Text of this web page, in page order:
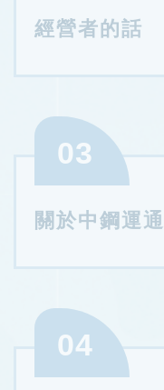
經營者的話
03
關於中鋼運通
04